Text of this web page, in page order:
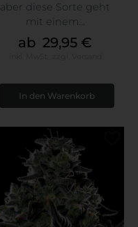
aber diese Sorte geht
mit einem...
ab 29,95 €